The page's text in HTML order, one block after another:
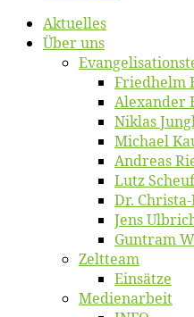
Ak­tu­el­les
Über uns
Fried­helm
Alex­an­der
Ni­klas
Mi­cha­el
An­dre­as
Lutz
Dr.
Jens
Gun­tram
Zelt­team
Ein­sät­ze
Me­di­en­ar­beit